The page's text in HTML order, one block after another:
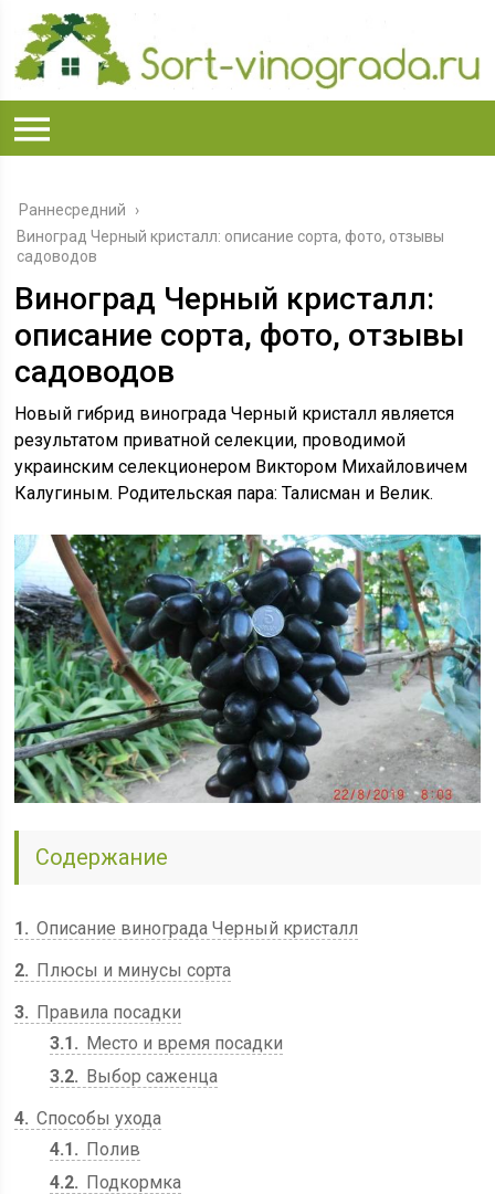
Раннесредний
›
Виноград Черный кристалл: описание сорта, фото, отзывы
садоводов
Виноград Черный кристалл:
описание сорта, фото, отзывы
садоводов
Новый гибрид винограда Черный кристалл является
результатом приватной селекции, проводимой
украинским селекционером Виктором Михайловичем
Калугиным. Родительская пара: Талисман и Велик.
Содержание
1
Описание винограда Черный кристалл
2
Плюсы и минусы сорта
3
Правила посадки
3.1
Место и время посадки
3.2
Выбор саженца
4 Способы ухода
4.1
Полив
4.2
Подкормка